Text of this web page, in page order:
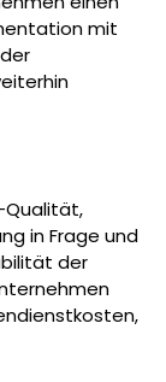
mit
Qualität,
in Frage und
der